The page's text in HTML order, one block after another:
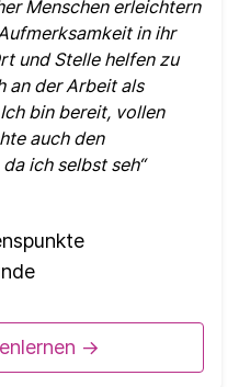
Menschen erleichtern
in ihr
und Stelle helfen zu
an der Arbeit als
bin bereit, vollen
auch den
ich selbst seh
->